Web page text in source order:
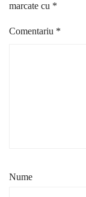
marcate cu *
Comentariu *
Nume